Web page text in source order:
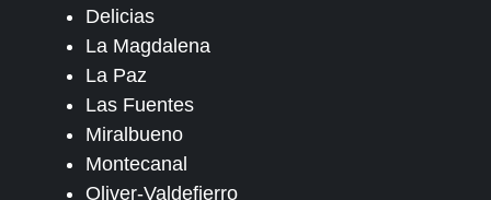
Delicias
La Magdalena
La Paz
Las Fuentes
Miralbueno
Montecanal
Oliver-Valdefierro